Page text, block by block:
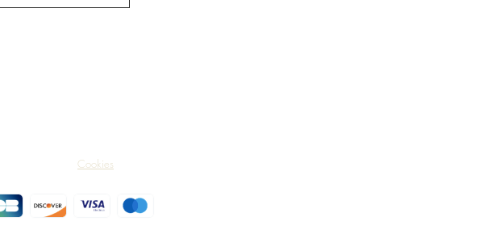
Cookies